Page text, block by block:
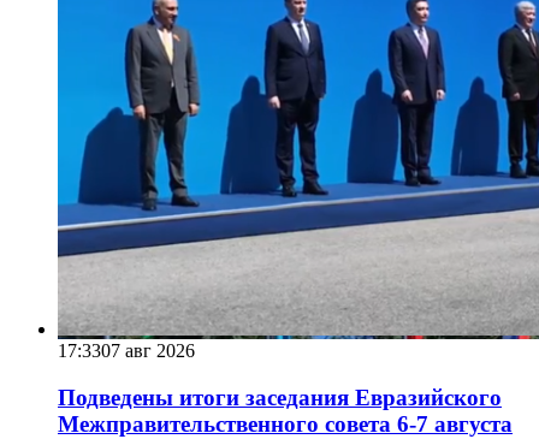
17:3307 авг 2026
Подведены итоги заседания Евразийского
Межправительственного совета 6-7 августа